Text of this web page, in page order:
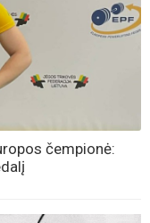
čempionė: